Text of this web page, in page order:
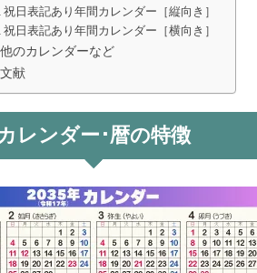
祝日表記あり年間カレンダー［縦向き］
祝日表記あり年間カレンダー［横向き］
のカレンダーなど
献
レンダー･暦の特徴